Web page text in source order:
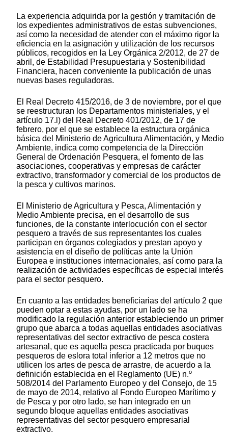
La experiencia adquirida por la gestión y tramitación de
los expedientes administrativos de estas subvenciones,
así como la necesidad de atender con el máximo rigor la
eficiencia en la asignación y utilización de los recursos
públicos, recogidos en la Ley Orgánica 2/2012, de 27 de
abril, de Estabilidad Presupuestaria y Sostenibilidad
Financiera, hacen conveniente la publicación de unas
nuevas bases reguladoras.
El Real Decreto 415/2016, de 3 de noviembre, por el que
se reestructuran los Departamentos ministeriales, y el
artículo 17.l) del Real Decreto 401/2012, de 17 de
febrero, por el que se establece la estructura orgánica
básica del Ministerio de Agricultura Alimentación, y Medio
Ambiente, indica como competencia de la Dirección
General de Ordenación Pesquera, el fomento de las
asociaciones, cooperativas y empresas de carácter
extractivo, transformador y comercial de los productos de
la pesca y cultivos marinos.
El Ministerio de Agricultura y Pesca, Alimentación y
Medio Ambiente precisa, en el desarrollo de sus
funciones, de la constante interlocución con el sector
pesquero a través de sus representantes los cuales
participan en órganos colegiados y prestan apoyo y
asistencia en el diseño de políticas ante la Unión
Europea e instituciones internacionales, así como para la
realización de actividades específicas de especial interés
para el sector pesquero.
En cuanto a las entidades beneficiarias del artículo 2 que
pueden optar a estas ayudas, por un lado se ha
modificado la regulación anterior estableciendo un primer
grupo que abarca a todas aquellas entidades asociativas
representativas del sector extractivo de pesca costera
artesanal, que es aquella pesca practicada por buques
pesqueros de eslora total inferior a 12 metros que no
utilicen los artes de pesca de arrastre, de acuerdo a la
definición establecida en el Reglamento (UE) n.º
508/2014 del Parlamento Europeo y del Consejo, de 15
de mayo de 2014, relativo al Fondo Europeo Marítimo y
de Pesca y por otro lado, se han integrado en un
segundo bloque aquellas entidades asociativas
representativas del sector pesquero empresarial
extractivo.